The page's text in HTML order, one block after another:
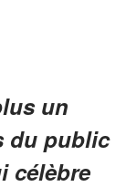
un
du public
célèbre